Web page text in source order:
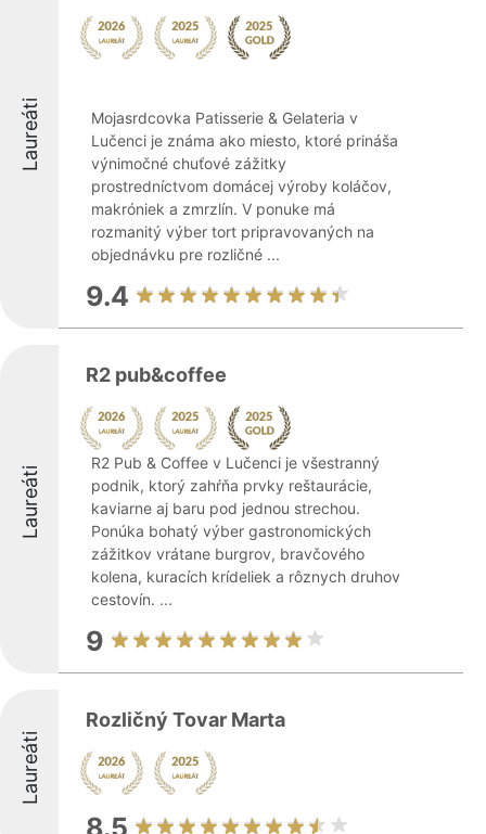
Laureáti
Mojasrdcovka Patisserie & Gelateria v
Lučenci je známa ako miesto, ktoré prináša
výnimočné chuťové zážitky
prostredníctvom domácej výroby koláčov,
makróniek a zmrzlín. V ponuke má
rozmanitý výber tort pripravovaných na
objednávku pre rozličné ...
9.4
Laureáti
R2 pub&coffee
R2 Pub & Coffee v Lučenci je všestranný
podnik, ktorý zahŕňa prvky reštaurácie,
kaviarne aj baru pod jednou strechou.
Ponúka bohatý výber gastronomických
zážitkov vrátane burgrov, bravčového
kolena, kuracích krídeliek a rôznych druhov
cestovín. ...
9
Laureáti
Rozličný Tovar Marta
8.5